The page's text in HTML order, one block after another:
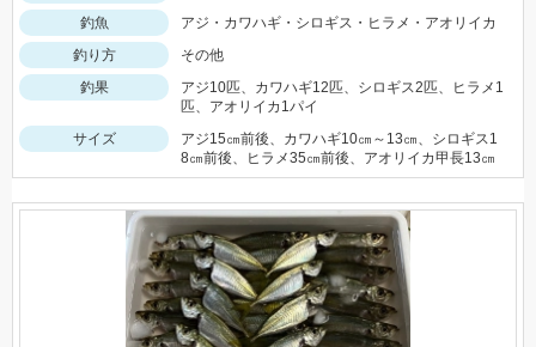
釣魚
アジ・カワハギ・シロギス・ヒラメ・アオリイカ
釣り方
その他
釣果
アジ10匹、カワハギ12匹、シロギス2匹、ヒラメ1
匹、アオリイカ1パイ
サイズ
アジ15㎝前後、カワハギ10㎝～13㎝、シロギス1
8㎝前後、ヒラメ35㎝前後、アオリイカ甲長13㎝